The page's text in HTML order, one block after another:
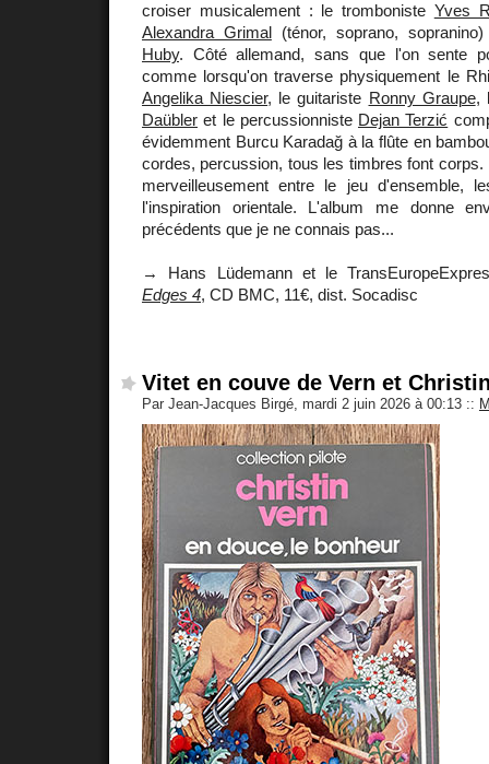
croiser musicalement : le tromboniste Yves
Alexandra Grimal(ténor, soprano,
Huby. Côté allemand, sans que l'on sente
comme lorsqu'on traverse physiquement le
Angelika Niescier, le guitariste Ronny Graupe,
Daübler et le percussionniste Dejan Terzić
évidemment Burcu Karadağ à la flûte en
cordes, percussion, tous les timbres font corps.
merveilleusement entre le jeu d'ensemble,
l'inspiration orientale. L'album me donne
précédents que je ne connais pas...
→ Hans Lüdemann et le
Edges 4, CD BMC, 11€, dist. Socadisc
Vitet en couve de Vern et
Par Jean-Jacques Birgé, mardi 2 juin 2026 à 00:13 ::